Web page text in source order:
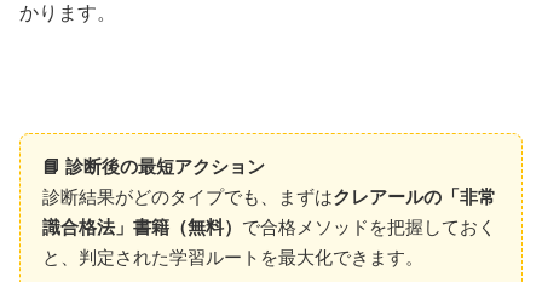
かります。
📘 診断後の最短アクション
診断結果がどのタイプでも、まずはクレアールの「非常
識合格法」書籍（無料） で合格メソッドを把握しておく
と、判定された学習ルートを最大化できます。